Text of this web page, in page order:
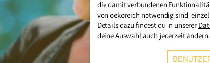
die damit verbundenen
von oekoreich notwendig sind,
Details dazu findest du in unserer
deine Auswahl auch jederzeit ändern.